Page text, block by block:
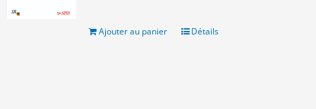
8.00€.3.00€.
Ajouter au panier Détails